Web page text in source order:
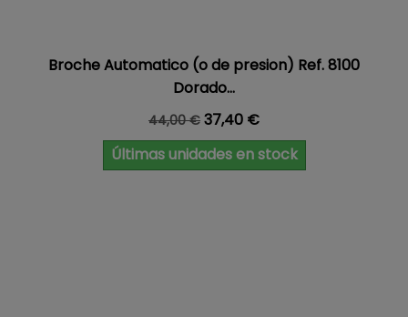
Broche Automatico (o de presion) Ref. 8100
Dorado...
Precio base
44,00 € Precio
37,40 €
Últimas unidades en stock